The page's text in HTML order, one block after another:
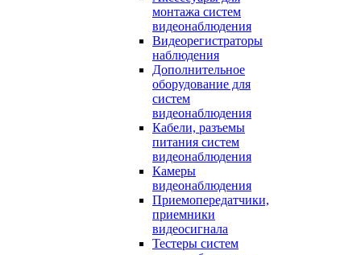
монтажа систем
видеонаблюдения
Видеорегистраторы
наблюдения
Дополнительное
оборудование для
систем
видеонаблюдения
Кабели, разъемы
питания систем
видеонаблюдения
Камеры
видеонаблюдения
Приемопередатчики,
приемники
видеосигнала
Тестеры систем